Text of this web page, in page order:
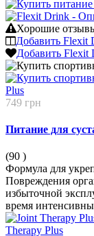
Хорошие
Добавить Flexit
Добавить Flexit
749 грн
Питание для
(90 )
Формула для
Повреждения
избыточной
время